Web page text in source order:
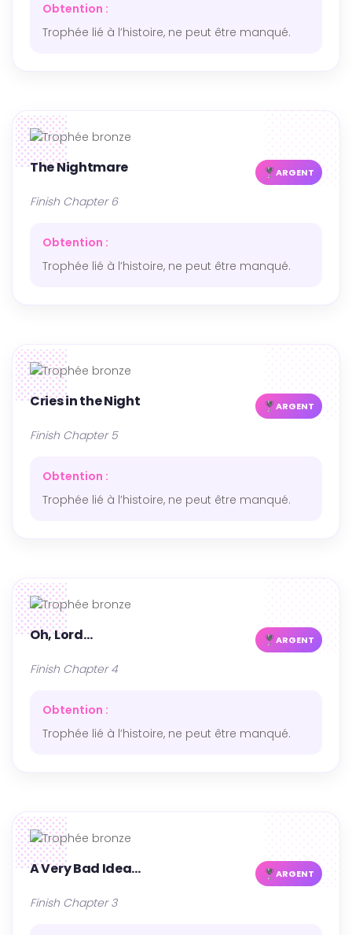
Obtention :
Trophée lié à l’histoire, ne peut être manqué.
The Nightmare ARGENT
Finish Chapter 6
Obtention :
Trophée lié à l’histoire, ne peut être manqué.
Cries in the Night ARGENT
Finish Chapter 5
Obtention :
Trophée lié à l’histoire, ne peut être manqué.
Oh, Lord… ARGENT
Finish Chapter 4
Obtention :
Trophée lié à l’histoire, ne peut être manqué.
A Very Bad Idea… ARGENT
Finish Chapter 3